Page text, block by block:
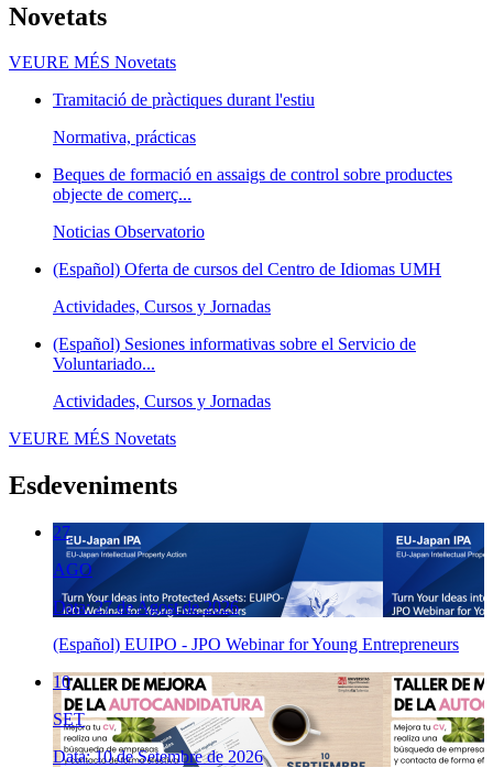
Novetats
VEURE MÉS Novetats
Tramitació de pràctiques durant l'estiu
Normativa, prácticas
Beques de formació en assaigs de control sobre productes
objecte de comerç...
Noticias Observatorio
(Español) Oferta de cursos del Centro de Idiomas UMH
Actividades, Cursos y Jornadas
(Español) Sesiones informativas sobre el Servicio de
Voluntariado...
Actividades, Cursos y Jornadas
VEURE MÉS Novetats
Esdeveniments
27
AGO
Data: 27 de Agost de 2026
(Español) EUIPO - JPO Webinar for Young Entrepreneurs
10
SET
Data: 10 de Setembre de 2026